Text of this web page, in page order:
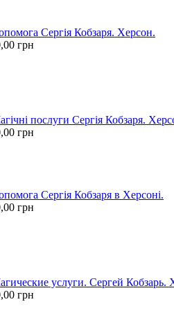
Сергія Кобзаря. Херсон.
грн
послуги Сергія Кобзаря.
грн
Сергія Кобзаря в Херсоні.
грн
услуги. Сергей Кобзарь.
грн